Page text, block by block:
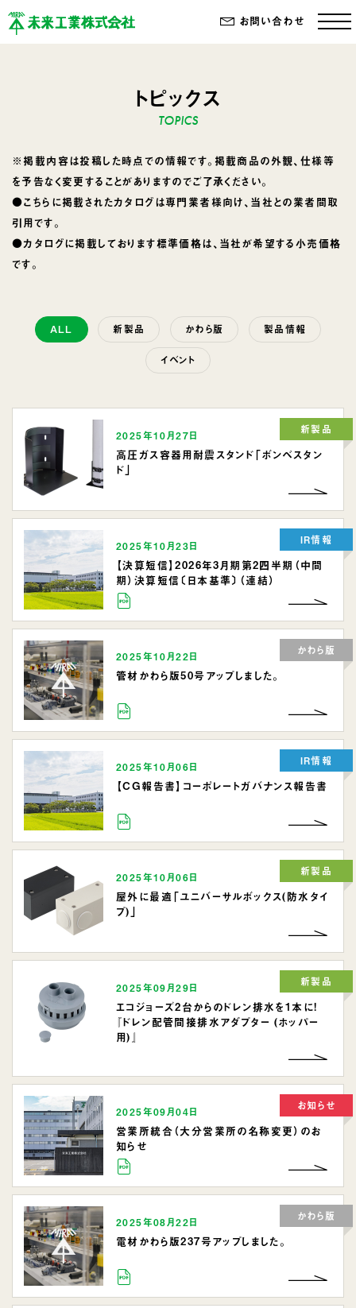
お問い合わせ
トピックス
※掲載内容は投稿した時点での情報です。掲載商品の外観、仕様等
を予告なく変更することがありますのでご了承ください。
●こちらに掲載されたカタログは専門業者様向け、当社との業者間取
引用です。
●カタログに掲載しております標準価格は、当社が希望する小売価格
です。
ALL 新製品 かわら版 製品情報
イベント
2025年10月27日
高圧ガス容器用耐震スタンド「ボンベスタン
ド」
新製品
2025年10月23日
【決算短信】2026年3月期第2四半期（中間
期）決算短信〔日本基準〕（連結）
IR情報
2025年10月22日
管材かわら版50号アップしました。
かわら版
2025年10月06日
【CG報告書】コーポレートガバナンス報告書
IR情報
2025年10月06日
屋外に最適「ユニバーサルボックス(防水タイ
プ)」
新製品
2025年09月29日
エコジョーズ2台からのドレン排水を1本に!
『ドレン配管間接排水アダプター (ホッパー
用)』
新製品
2025年09月04日
営業所統合（大分営業所の名称変更）のお
知らせ
お知らせ
2025年08月22日
電材かわら版237号アップしました。
かわら版